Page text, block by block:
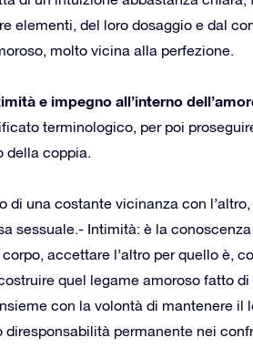
elementi, del loro dosaggio e dal
molto vicina alla perfezione.
e impegno all’interno
terminologico, per poi
della coppia.
di una costante vicinanza con
sessuale.- Intimità: è la
accettare l’altro per quello è,
quel legame amoroso fatto
con la volontà di mantenere
diresponsabilità permanente nei